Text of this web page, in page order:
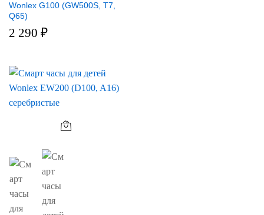
Wonlex G100 (GW500S, T7,
Q65)
2 290 ₽